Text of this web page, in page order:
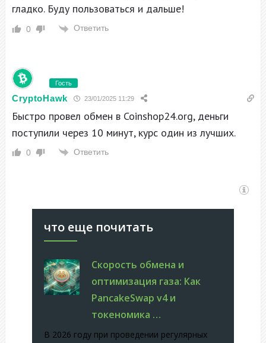
гладко. Буду пользоваться и дальше!
0 Ответить
Гость
CryptoHawk 23/01/2025 11:29
Быстро провел обмен в Coinshop24.org, деньги
поступили через 10 минут, курс один из лучших.
0 Ответить
что еще почитать
Скорость обмена и
оптимизация газа: Как
PancakeSwap v4 и
токеномика …
В 2026 году при проведении регулярных